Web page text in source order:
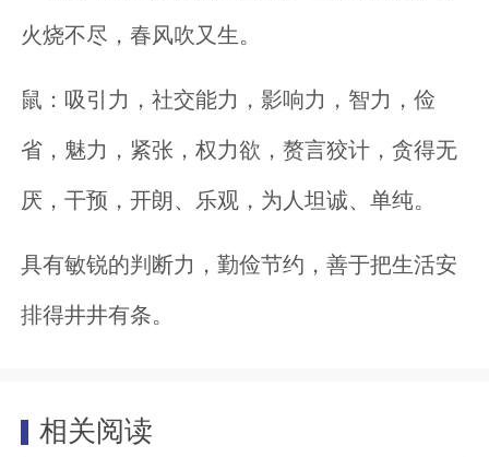
火烧不尽，春风吹又生。
鼠：吸引力，社交能力，影响力，智力，俭
省，魅力，紧张，权力欲，赘言狡计，贪得无
厌，干预，开朗、乐观，为人坦诚、单纯。
具有敏锐的判断力，勤俭节约，善于把生活安
排得井井有条。
相关阅读